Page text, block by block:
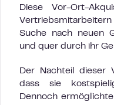
Diese Vor-Ort-
Suche nach neuen
und quer durch ihr
Der Nachteil dieser
dass sie
Dennoch